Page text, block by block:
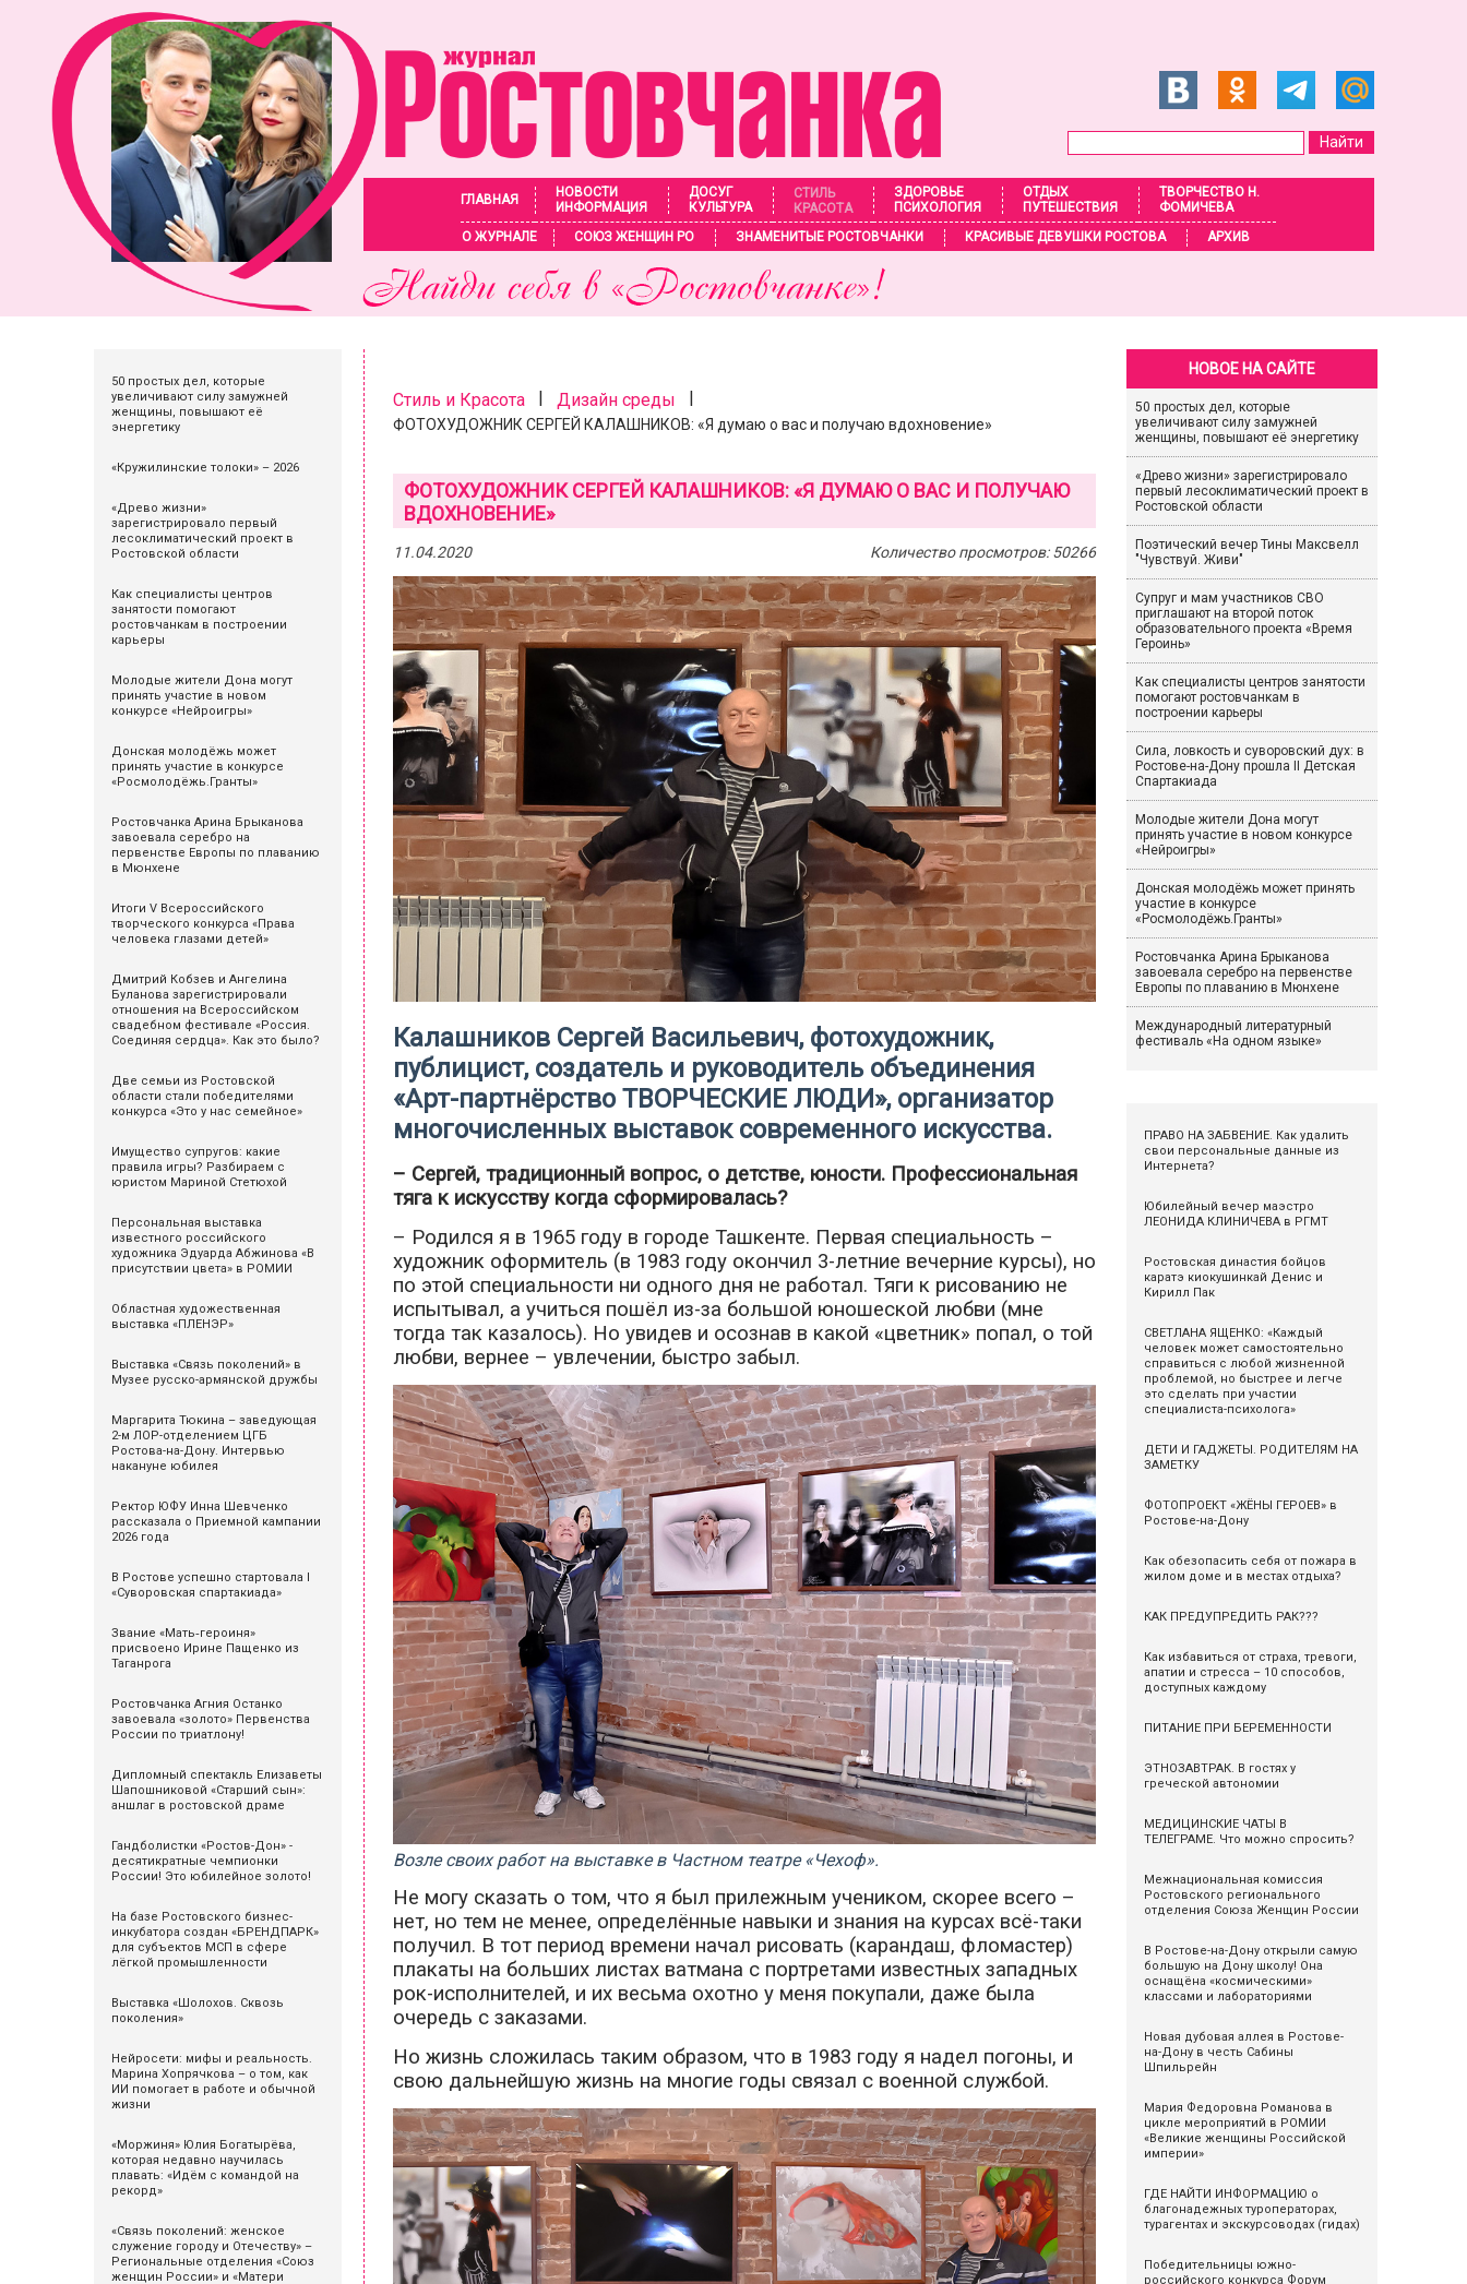
ГЛАВНАЯ
НОВОСТИ
ИНФОРМАЦИЯ
ДОСУГ
КУЛЬТУРА
СТИЛЬ
КРАСОТА
ЗДОРОВЬЕ
ПСИХОЛОГИЯ
ОТДЫХ
ПУТЕШЕСТВИЯ
ТВОРЧЕСТВО Н.
ФОМИЧЕВА
О ЖУРНАЛЕ
СОЮЗ ЖЕНЩИН РО ЗНАМЕНИТЫЕ РОСТОВЧАНКИ КРАСИВЫЕ ДЕВУШКИ РОСТОВА АРХИВ
50 простых дел, которые
увеличивают силу замужней
женщины, повышают её
энергетику
«Кружилинские толоки» – 2026
«Древо жизни»
зарегистрировало первый
лесоклиматический проект в
Ростовской области
Как специалисты центров
занятости помогают
ростовчанкам в построении
карьеры
Молодые жители Дона могут
принять участие в новом
конкурсе «Нейроигры»
Донская молодёжь может
принять участие в конкурсе
«Росмолодёжь.Гранты»
Ростовчанка Арина Брыканова
завоевала серебро на
первенстве Европы по плаванию
в Мюнхене
Итоги V Всероссийского
творческого конкурса «Права
человека глазами детей»
Дмитрий Кобзев и Ангелина
Буланова зарегистрировали
отношения на Всероссийском
свадебном фестивале «Россия.
Соединяя сердца». Как это было?
Две семьи из Ростовской
области стали победителями
конкурса «Это у нас семейное»
Имущество супругов: какие
правила игры? Разбираем с
юристом Мариной Стетюхой
Персональная выставка
известного российского
художника Эдуарда Абжинова «В
присутствии цвета» в РОМИИ
Областная художественная
выставка «ПЛЕНЭР»
Выставка «Связь поколений» в
Музее русско-армянской дружбы
Маргарита Тюкина – заведующая
2-м ЛОР-отделением ЦГБ
Ростова-на-Дону. Интервью
накануне юбилея
Ректор ЮФУ Инна Шевченко
рассказала о Приемной кампании
2026 года
В Ростове успешно стартовала I
«Суворовская спартакиада»
Звание «Мать‑героиня»
присвоено Ирине Пащенко из
Таганрога
Ростовчанка Агния Останко
завоевала «золото» Первенства
России по триатлону!
Дипломный спектакль Елизаветы
Шапошниковой «Старший сын»:
аншлаг в ростовской драме
Гандболистки «Ростов-Дон» -
десятикратные чемпионки
России! Это юбилейное золото!
На базе Ростовского бизнес-
инкубатора создан «БРЕНДПАРК»
для субъектов МСП в сфере
лёгкой промышленности
Выставка «Шолохов. Сквозь
поколения»
Нейросети: мифы и реальность.
Марина Хопрячкова – о том, как
ИИ помогает в работе и обычной
жизни
«Моржиня» Юлия Богатырёва,
которая недавно научилась
плавать: «Идём с командой на
рекорд»
«Связь поколений: женское
служение городу и Отечеству» –
Региональные отделения «Союз
женщин России» и «Матери
Стиль и Красота| Дизайн среды |
ФОТОХУДОЖНИК СЕРГЕЙ КАЛАШНИКОВ: «Я думаю о вас и получаю вдохновение»
ФОТОХУДОЖНИК СЕРГЕЙ КАЛАШНИКОВ: «Я ДУМАЮ О ВАС И ПОЛУЧАЮ
ВДОХНОВЕНИЕ»
11.04.2020 Количество просмотров: 50266
Калашников Сергей Васильевич, фотохудожник,
публицист, создатель и руководитель объединения
«Арт-партнёрство ТВОРЧЕСКИЕ ЛЮДИ», организатор
многочисленных выставок современного искусства.
– Сергей, традиционный вопрос, о детстве, юности. Профессиональная
тяга к искусству когда сформировалась?
– Родился я в 1965 году в городе Ташкенте. Первая специальность –
художник оформитель (в 1983 году окончил 3-летние вечерние курсы), но
по этой специальности ни одного дня не работал. Тяги к рисованию не
испытывал, а учиться пошёл из-за большой юношеской любви (мне
тогда так казалось). Но увидев и осознав в какой «цветник» попал, о той
любви, вернее – увлечении, быстро забыл.
Возле своих работ на выставке в Частном театре «Чехоф».
Не могу сказать о том, что я был прилежным учеником, скорее всего –
нет, но тем не менее, определённые навыки и знания на курсах всё-таки
получил. В тот период времени начал рисовать (карандаш, фломастер)
плакаты на больших листах ватмана с портретами известных западных
рок-исполнителей, и их весьма охотно у меня покупали, даже была
очередь с заказами.
Но жизнь сложилась таким образом, что в 1983 году я надел погоны, и
свою дальнейшую жизнь на многие годы связал с военной службой.
НОВОЕ НА САЙТЕ
50 простых дел, которые
увеличивают силу замужней
женщины, повышают её энергетику
«Древо жизни» зарегистрировало
первый лесоклиматический проект в
Ростовской области
Поэтический вечер Тины Максвелл
"Чувствуй. Живи"
Супруг и мам участников СВО
приглашают на второй поток
образовательного проекта «Время
Героинь»
Как специалисты центров занятости
помогают ростовчанкам в
построении карьеры
Сила, ловкость и суворовский дух: в
Ростове-на-Дону прошла II Детская
Спартакиада
Молодые жители Дона могут
принять участие в новом конкурсе
«Нейроигры»
Донская молодёжь может принять
участие в конкурсе
«Росмолодёжь.Гранты»
Ростовчанка Арина Брыканова
завоевала серебро на первенстве
Европы по плаванию в Мюнхене
Международный литературный
фестиваль «На одном языке»
ПРАВО НА ЗАБВЕНИЕ. Как удалить
свои персональные данные из
Интернета?
Юбилейный вечер маэстро
ЛЕОНИДА КЛИНИЧЕВА в РГМТ
Ростовская династия бойцов
каратэ киокушинкай Денис и
Кирилл Пак
СВЕТЛАНА ЯЩЕНКО: «Каждый
человек может самостоятельно
справиться с любой жизненной
проблемой, но быстрее и легче
это сделать при участии
специалиста-психолога»
ДЕТИ И ГАДЖЕТЫ. РОДИТЕЛЯМ НА
ЗАМЕТКУ
ФОТОПРОЕКТ «ЖЁНЫ ГЕРОЕВ» в
Ростове-на-Дону
Как обезопасить себя от пожара в
жилом доме и в местах отдыха?
КАК ПРЕДУПРЕДИТЬ РАК???
Как избавиться от страха, тревоги,
апатии и стресса – 10 способов,
доступных каждому
ПИТАНИЕ ПРИ БЕРЕМЕННОСТИ
ЭТНОЗАВТРАК. В гостях у
греческой автономии
МЕДИЦИНСКИЕ ЧАТЫ В
ТЕЛЕГРАМЕ. Что можно спросить?
Межнациональная комиссия
Ростовского регионального
отделения Союза Женщин России
В Ростове-на-Дону открыли самую
большую на Дону школу! Она
оснащёна «космическими»
классами и лабораториями
Новая дубовая аллея в Ростове-
на-Дону в честь Сабины
Шпильрейн
Мария Федоровна Романова в
цикле мероприятий в РОМИИ
«Великие женщины Российской
империи»
ГДЕ НАЙТИ ИНФОРМАЦИЮ о
благонадежных туроператорах,
турагентах и экскурсоводах (гидах)
Победительницы южно-
российского конкурса Форум